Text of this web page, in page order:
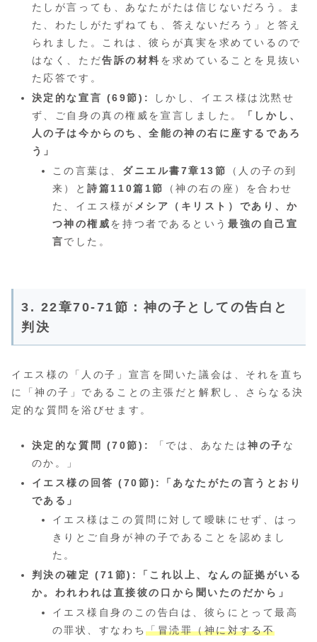
たしが言っても、あなたがたは信じないだろう。ま
た、わたしがたずねても、答えないだろう」と答え
られました。これは、彼らが真実を求めているので
はなく、ただ告訴の材料 を求めていることを見抜い
た応答です。
決定的な宣言 (69節):
しかし、イエス様は沈黙せ
ず、ご自身の真の権威を宣言しました。
「しかし、
人の子は今からのち、全能の神の右に座するであろ
う」
この言葉は、 ダニエル書7章13節
（人の子の到
来）と詩篇110篇1節
（神の右の座）を合わせ
た、イエス様が メシア（キリスト）であり、か
つ神の権威を持つ者であるという最強の自己宣
言でした。
3. 22章70-71節：神の子としての告白と
判決
イエス様の「人の子」宣言を聞いた議会は、それを直ち
に「神の子」であることの主張だと解釈し、さらなる決
定的な質問を浴びせます。
決定的な質問 (70節): 「では、あなたは神の子 な
のか。」
イエス様の回答 (70節):「あなたがたの言うとおり
である」
イエス様はこの質問に対して曖昧にせず、はっ
きりとご自身が神の子であることを認めまし
た。
判決の確定 (71節):「これ以上、なんの証拠がいる
か。われわれは直接彼の口から聞いたのだから」
イエス様自身のこの告白は、彼らにとって最高
の罪状、すなわち「冒涜罪（神に対する不